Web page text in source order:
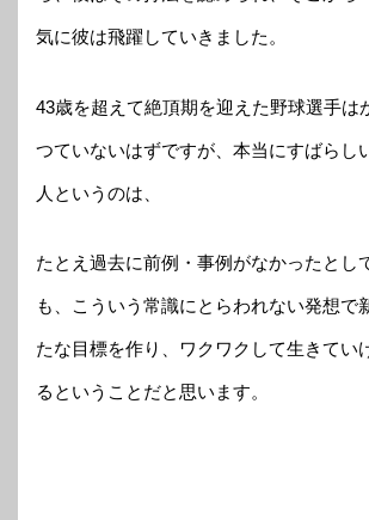
気に彼は飛躍していきました。
43歳を超えて絶頂期を迎えた野球選手は
つていないはずですが、本当にすばらし
人というのは、
たとえ過去に前例・事例がなかったとし
も、こういう常識にとらわれない発想で
たな目標を作り、ワクワクして生きてい
るということだと思います。